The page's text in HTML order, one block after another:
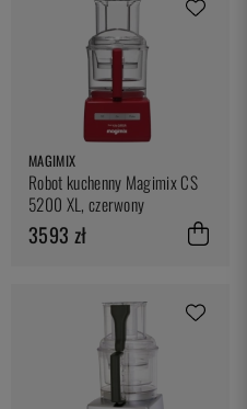
MAGIMIX
Robot kuchenny Magimix CS
5200 XL, czerwony
3593 zł